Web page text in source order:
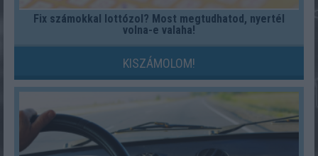
Fix számokkal lottózol? Most megtudhatod, nyertél
volna-e valaha!
KISZÁMOLOM!